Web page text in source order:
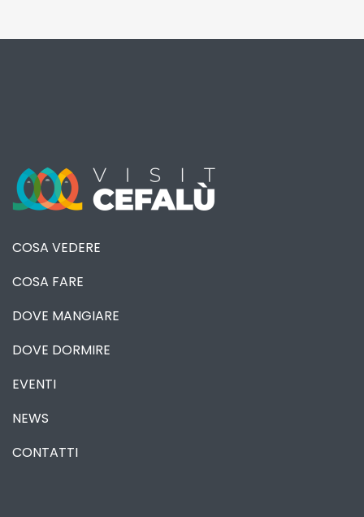
COSA VEDERE
COSA FARE
DOVE MANGIARE
DOVE DORMIRE
EVENTI
NEWS
CONTATTI